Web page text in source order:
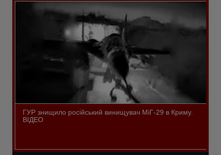
ГУР знищило російський винищувач МіГ-29 в Криму.
ВІДЕО